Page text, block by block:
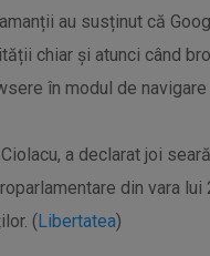
au susținut că
chiar și atunci când
în modul de navigare
a declarat joi
din vara
(Libertatea)